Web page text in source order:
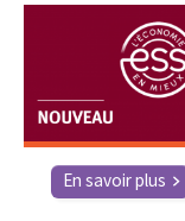
En savoir plus